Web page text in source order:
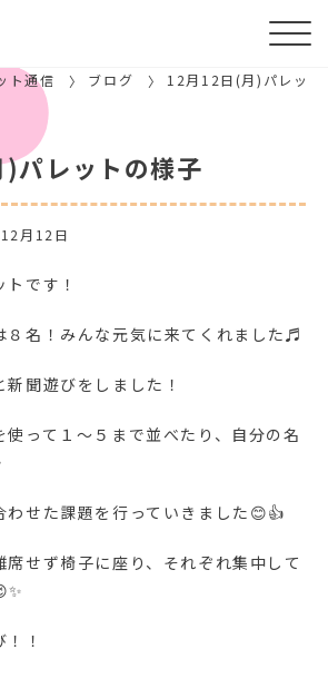
ト通信 ブログ 12月12日(月)パレット
パレットの様子
月12日
です！
８名！みんな元気に来てくれました♬
聞遊びをしました！
って１～５まで並べたり、自分の名
わせた課題を行っていきました😊👍
席せず椅子に座り、それぞれ集中して
！